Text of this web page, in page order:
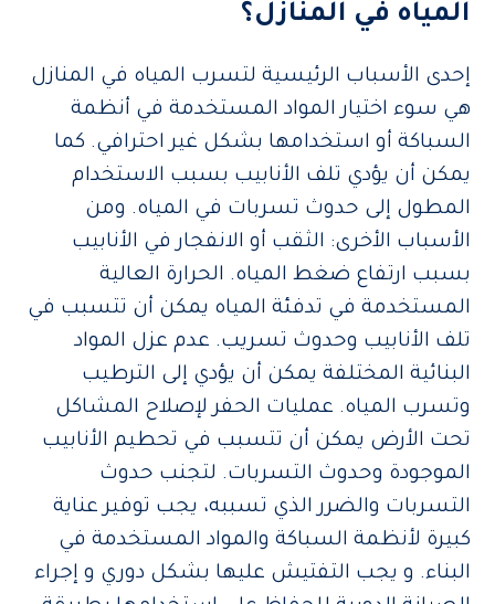
المياه في المنازل؟
إحدى الأسباب الرئيسية لتسرب المياه في المنازل
هي سوء اختيار المواد المستخدمة في أنظمة
السباكة أو استخدامها بشكل غير احترافي. كما
يمكن أن يؤدي تلف الأنابيب بسبب الاستخدام
المطول إلى حدوث تسربات في المياه. ومن
الأسباب الأخرى: الثقب أو الانفجار في الأنابيب
بسبب ارتفاع ضغط المياه. الحرارة العالية
المستخدمة في تدفئة المياه يمكن أن تتسبب في
تلف الأنابيب وحدوث تسريب. عدم عزل المواد
البنائية المختلفة يمكن أن يؤدي إلى الترطيب
وتسرب المياه. عمليات الحفر لإصلاح المشاكل
تحت الأرض يمكن أن تتسبب في تحطيم الأنابيب
الموجودة وحدوث التسربات. لتجنب حدوث
التسربات والضرر الذي تسببه، يجب توفير عناية
كبيرة لأنظمة السباكة والمواد المستخدمة في
البناء. و يجب التفتيش عليها بشكل دوري و إجراء